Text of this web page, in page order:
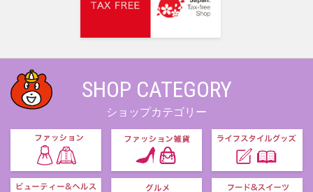
SHOP CATEGORY
ショップカテゴリー